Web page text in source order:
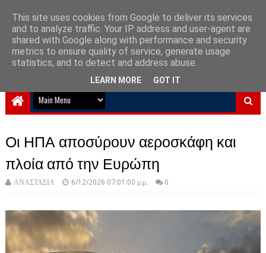
NewPlanet09
Ειδήσεις νέα από την Ελλάδα και τον κόσμο
Οι ΗΠΑ αποσύρουν αεροσκάφη και
πλοία από την Ευρώπη
ΑΝΑΣΤΑΣΙΑ 6/12/2026 07:01:00 μ.μ. 0
This site uses cookies from Google to deliver its services
and to analyze traffic. Your IP address and user-agent are
shared with Google along with performance and security
metrics to ensure quality of service, generate usage
statistics, and to detect and address abuse.
LEARN MORE GOT IT